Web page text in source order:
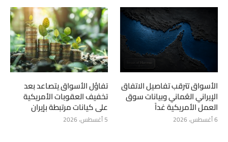
الأسواق تترقب تفاصيل الاتفاق
الإيراني العُماني وبيانات سوق
العمل الأمريكية غداً
6 أغسطس، 2026
تفاؤل الأسواق يتصاعد بعد
تخفيف العقوبات الأمريكية
على كيانات مرتبطة بإيران
5 أغسطس، 2026